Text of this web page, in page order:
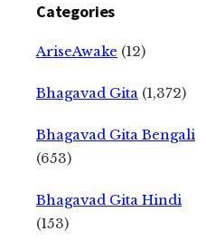
Categories
AriseAwake (12)
Bhagavad Gita (1,372)
Bhagavad Gita Bengali
(653)
Bhagavad Gita Hindi
(153)